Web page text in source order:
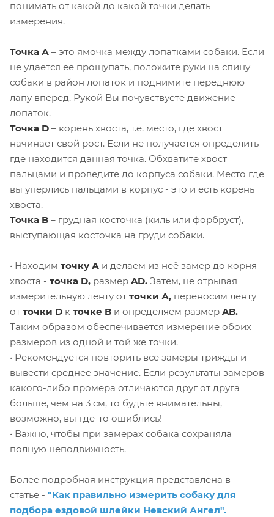
понимать от какой до какой точки делать
измерения.
Точка А – это ямочка между лопатками собаки. Если
не удается её прощупать, положите руки на спину
собаки в район лопаток и поднимите переднюю
лапу вперед. Рукой Вы почувствуете движение
лопаток.
Точка D – корень хвоста, т.е. место, где хвост
начинает свой рост. Если не получается определить
где находится данная точка. Обхватите хвост
пальцами и проведите до корпуса собаки. Место где
вы уперлись пальцами в корпус - это и есть корень
хвоста.
Точка B – грудная косточка (киль или форбруст),
выступающая косточка на груди собаки.
• Находим точку А и делаем из неё замер до корня
хвоста - точка D, размер AD. Затем, не отрывая
измерительную ленту от точки А, переносим ленту
от точки D к точке B и определяем размер AB.
Таким образом обеспечивается измерение обоих
размеров из одной и той же точки.
• Рекомендуется повторить все замеры трижды и
вывести среднее значение. Если результаты замеров
какого-либо промера отличаются друг от друга
больше, чем на 3 см, то будьте внимательны,
возможно, вы где-то ошиблись!
• Важно, чтобы при замерах собака сохраняла
полную неподвижность.
Более подробная инструкция представлена в
статье - "Как правильно измерить собаку для
подбора ездовой шлейки Невский Ангел".